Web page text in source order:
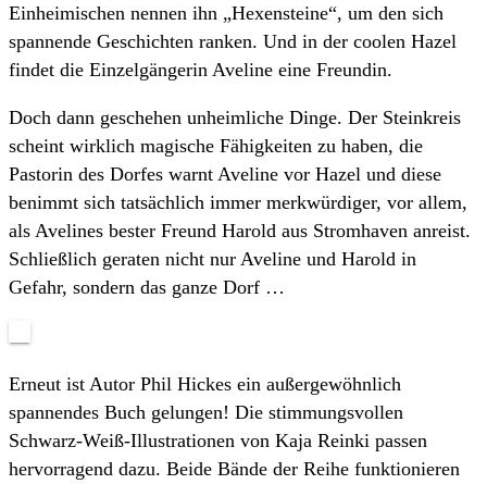
Einheimischen nennen ihn „Hexensteine“, um den sich
spannende Geschichten ranken. Und in der coolen Hazel
findet die Einzelgängerin Aveline eine Freundin.
Doch dann geschehen unheimliche Dinge. Der Steinkreis
scheint wirklich magische Fähigkeiten zu haben, die
Pastorin des Dorfes warnt Aveline vor Hazel und diese
benimmt sich tatsächlich immer merkwürdiger, vor allem,
als Avelines bester Freund Harold aus Stromhaven anreist.
Schließlich geraten nicht nur Aveline und Harold in
Gefahr, sondern das ganze Dorf …
Erneut ist Autor Phil Hickes ein außergewöhnlich
spannendes Buch gelungen! Die stimmungsvollen
Schwarz-Weiß-Illustrationen von Kaja Reinki passen
hervorragend dazu. Beide Bände der Reihe funktionieren